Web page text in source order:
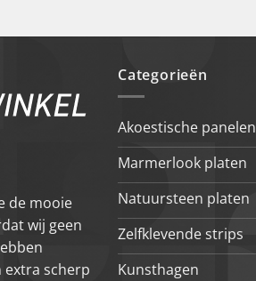
de mooie
wij geen
scherp
Categorieën
Akoestische panelen
Marmerlook platen
Natuursteen platen
Zelfklevende strips
Kunsthagen